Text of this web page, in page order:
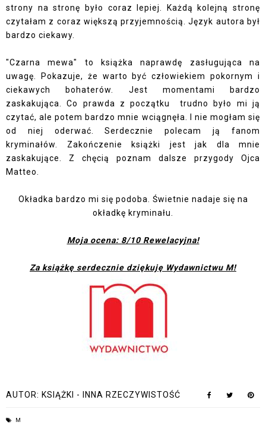
strony na stronę było coraz lepiej. Każdą kolejną stronę
czytałam z coraz większą przyjemnością. Język autora był
bardzo ciekawy.
"Czarna mewa" to książka naprawdę zasługująca na
uwagę. Pokazuje, że warto być człowiekiem pokornym i
ciekawych bohaterów. Jest momentami bardzo
zaskakująca. Co prawda z początku trudno było mi ją
czytać, ale potem bardzo mnie wciągnęła. I nie mogłam się
od niej oderwać. Serdecznie polecam ją fanom
kryminałów. Zakończenie książki jest jak dla mnie
zaskakujące. Z chęcią poznam dalsze przygody Ojca
Matteo.
Okładka bardzo mi się podoba. Świetnie nadaje się na
okładkę kryminału.
Moja ocena: 8/10 Rewelacyjna!
Za książkę serdecznie dziękuję Wydawnictwu M!
AUTOR: KSIĄŻKI - INNA RZECZYWISTOŚĆ
M